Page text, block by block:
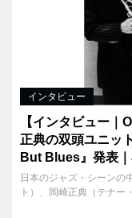
インタビュー
【インタビュー
正典の双頭ユニッ
But Blues』発表
日本のジャズ・シーンの
ト）、岡崎正典（テナー